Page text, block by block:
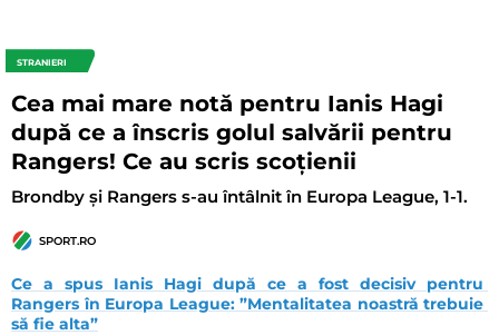
STRANIERI
Cea mai mare notă pentru Ianis Hagi
după ce a înscris golul salvării pentru
Rangers! Ce au scris scoțienii
Brondby și Rangers s-au întâlnit în Europa League, 1-1.
SPORT.RO
Ce a spus Ianis Hagi după ce a fost decisiv pentru
Rangers în Europa League: ”Mentalitatea noastră trebuie
să fie alta”